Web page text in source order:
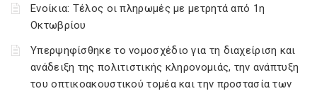
Ενοίκια: Τέλος οι πληρωμές με μετρητά από 1η
Οκτωβρίου
Υπερψηφίσθηκε το νομοσχέδιο για τη διαχείριση και
ανάδειξη της πολιτιστικής κληρονομιάς, την ανάπτυξη
του οπτικοακουστικού τομέα και την προστασία των